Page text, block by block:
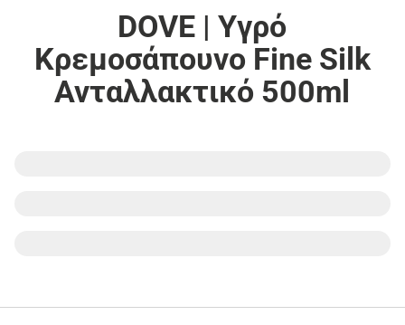
DOVE | Υγρό
Κρεμοσάπουνο Fine Silk
Ανταλλακτικό 500ml